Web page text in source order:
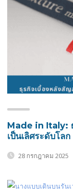
Made in Italy:
เป็นเลิศระดับโลก
28 กรกฎาคม 2025